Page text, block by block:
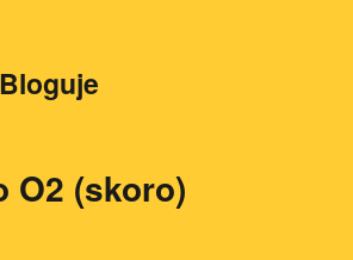
O2 (skoro)